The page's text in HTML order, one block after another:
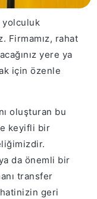
yolculuk
Firmamız, rahat
yere ya
için özenle
oluşturan bu
keyifli bir
da önemli bir
transfer
geri